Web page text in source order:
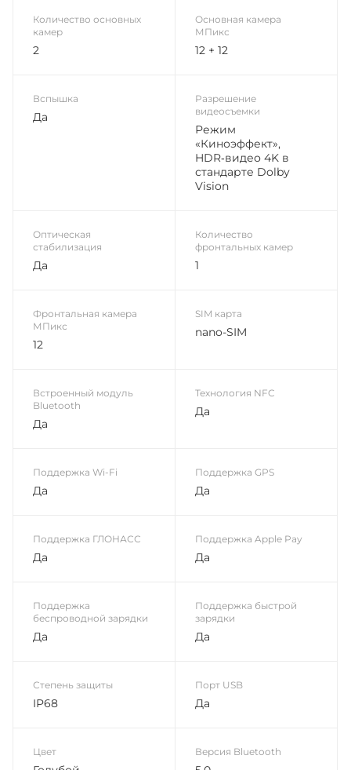
Количество основных
камер
2
Основная камера
МПикс
12 + 12
Вспышка
Да
Разрешение
видеосъемки
Режим
«Киноэффект»,
HDR‑видео 4K в
стандарте Dolby
Vision
Оптическая
стабилизация
Да
Количество
фронтальных камер
1
Фронтальная камера
МПикс
12
SIM карта
nano-SIM
Встроенный модуль
Bluetooth
Да
Технология NFC
Да
Поддержка Wi-Fi
Да
Поддержка GPS
Да
Поддержка ГЛОНАСС
Да
Поддержка Apple Pay
Да
Поддержка
беспроводной зарядки
Да
Поддержка быстрой
зарядки
Да
Степень защиты
IP68
Порт USB
Да
Цвет Версия Bluetooth